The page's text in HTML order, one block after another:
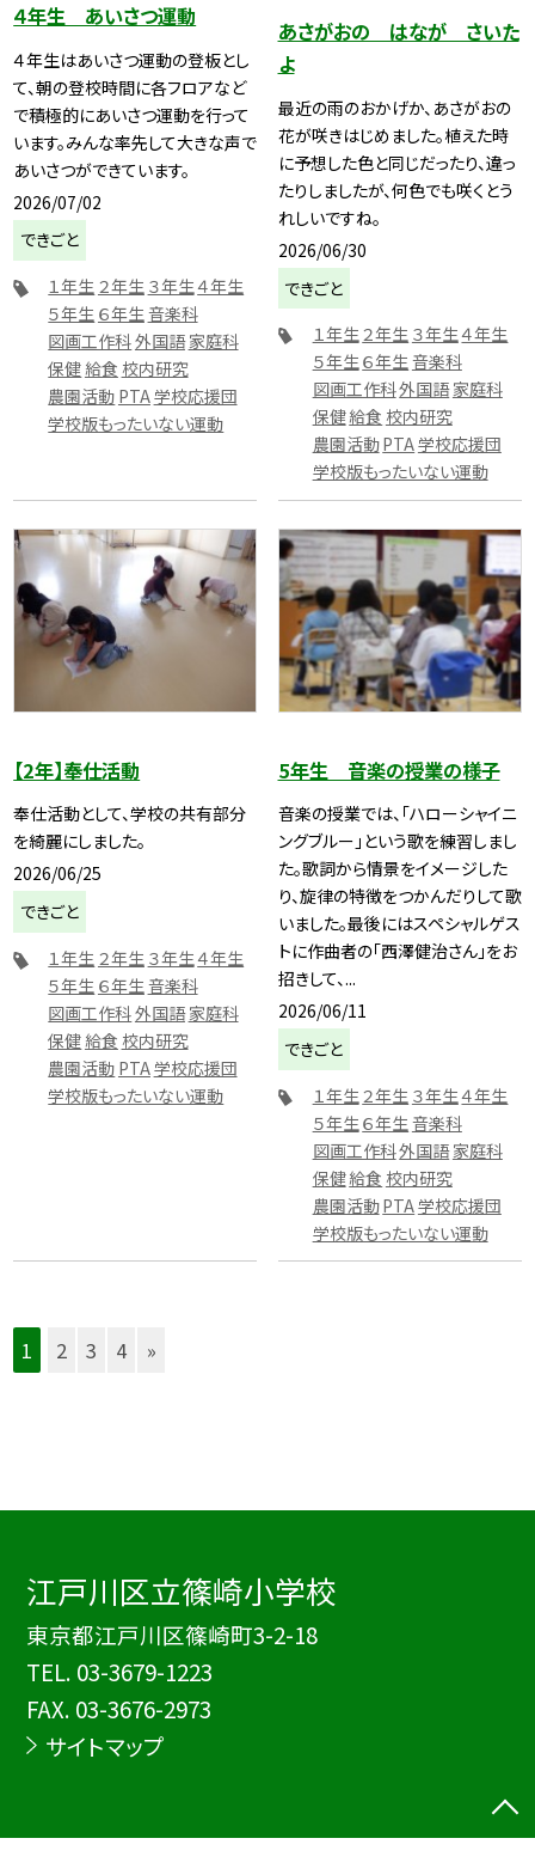
４年生 あいさつ運動
４年生はあいさつ運動の登板とし
て、朝の登校時間に各フロアなど
で積極的にあいさつ運動を行って
います。みんな率先して大きな声で
あいさつができています。
2026/07/02
できごと
１年生 ２年生 ３年生４年生
５年生 ６年生音楽科
図画工作科外国語家庭科
保健 給食 校内研究
農園活動 PTA学校応援団
学校版もったいない運動
あさがおの はなが さいた
よ
最近の雨のおかげか、あさがおの
花が咲きはじめました。植えた時
に予想した色と同じだったり、違っ
たりしましたが、何色でも咲くとう
れしいですね。
2026/06/30
できごと
１年生２年生 ３年生４年生
５年生６年生音楽科
図画工作科外国語家庭科
保健給食 校内研究
農園活動PTA学校応援団
学校版もったいない運動
【2年】奉仕活動
奉仕活動として、学校の共有部分
を綺麗にしました。
2026/06/25
できごと
１年生 ２年生 ３年生４年生
５年生 ６年生 音楽科
図画工作科外国語 家庭科
保健 給食 校内研究
農園活動 PTA学校応援団
学校版もったいない運動
5年生 音楽の授業の様子
音楽の授業では、「ハローシャイニ
ングブルー」という歌を練習しまし
た。歌詞から情景をイメージした
り、旋律の特徴をつかんだりして歌
いました。最後にはスペシャルゲス
トに作曲者の「西澤健治さん」をお
招きして、...
2026/06/11
できごと
１年生 ２年生 ３年生４年生
５年生 ６年生 音楽科
図画工作科外国語家庭科
保健給食 校内研究
農園活動PTA学校応援団
学校版もったいない運動
1 2 3 4 »
江戸川区立篠崎小学校
東京都江戸川区篠崎町3-2-18
TEL. 03-3679-1223
FAX. 03-3676-2973
サイトマップ